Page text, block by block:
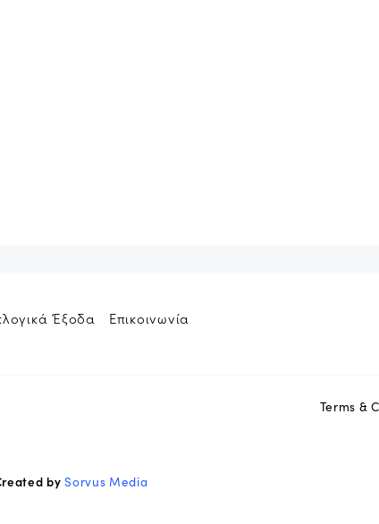
Έξοδα Επικοινωνία
Terms &
bySorvus Media